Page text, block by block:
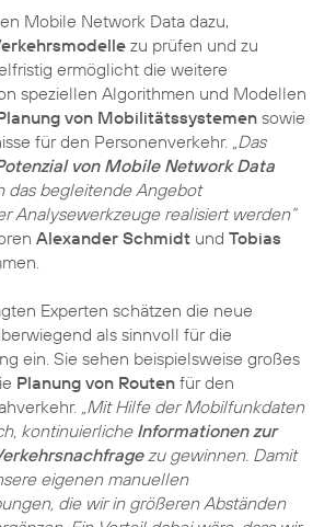
Mobile Network Data dazu,
zu prüfen und zu
ermöglicht die weitere
speziellen Algorithmen und Modellen
von Mobilitätssystemen sowie
für den Personenverkehr. „Das
von Mobile Network Data
das begleitende Angebot
Analysewerkzeuge realisiert werden“
Alexander Schmidt und Tobias
Experten schätzen die neue
als sinnvoll für die
ein. Sie sehen beispielsweise großes
Planung von Routen für den
„Mit Hilfe der Mobilfunkdaten
kontinuierliche Informationen zur
zu gewinnen. Damit
eigenen manuellen
die wir in größeren Abständen